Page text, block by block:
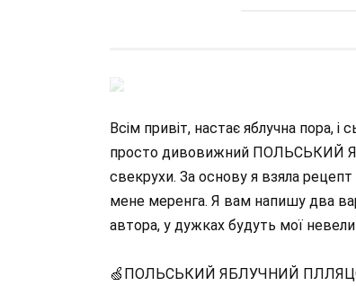
Всім привіт, настає яблучна пора,
просто дивовижний ПОЛЬСЬКИЙ
свекрухи. За основу я взяла рецепт
мене меренга. Я вам напишу два
автора, у дужках будуть мої
🍏ПОЛЬСЬКИЙ ЯБЛУЧНИЙ ПЛЛЯЦОК –